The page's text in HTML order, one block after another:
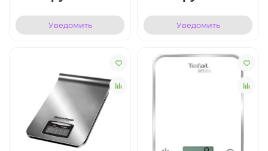
Уведомить Уведомить